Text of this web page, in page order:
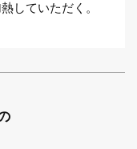
していただく。